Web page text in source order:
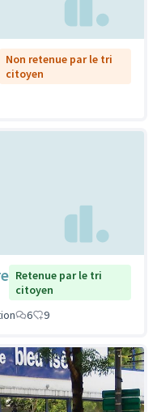
Non retenue par le tri
citoyen
Retenue par le tri
citoyen
6 9